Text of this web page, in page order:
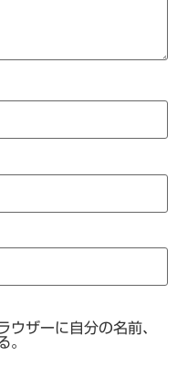
ウザーに自分の名前、
。